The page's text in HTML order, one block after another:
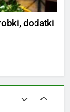
dodatki
na tym